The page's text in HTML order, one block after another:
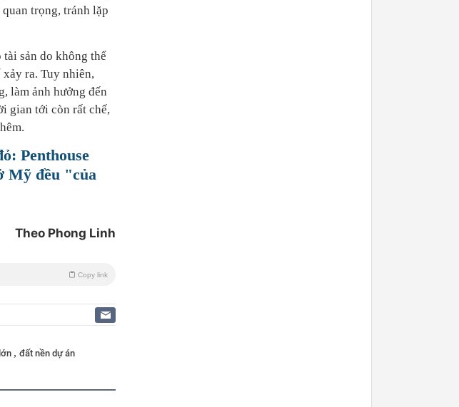
trọng, tránh lặp
sản do không thể
xảy ra. Tuy nhiên,
làm ảnh hưởng đến
gian tới còn rất chế,
Penthouse
Mỹ đều "của
Theo Phong Linh
Copy link
, đất nền dự án